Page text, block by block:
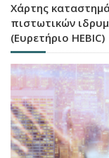
Χάρτης
πιστωτικών
(Ευρετήριο HEBIC)